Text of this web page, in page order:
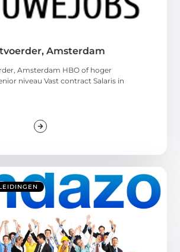
Amsterdam
Amsterdam HBO of hoger
niveau Vast contract Salaris in